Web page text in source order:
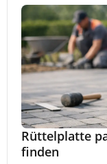
Rüttelplatte
finden